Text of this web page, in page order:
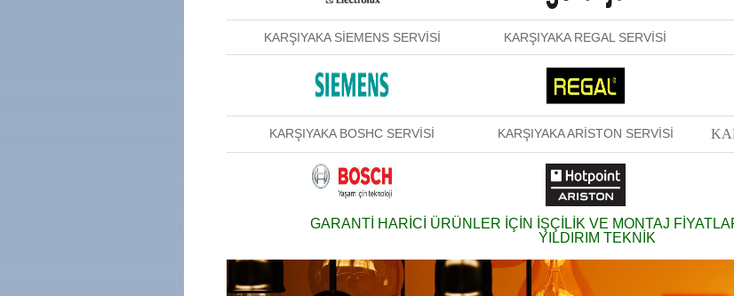
KARŞIYAKA SİEMENS SERVİSİ KARŞIYAKA REGAL SERVİSİ
KARŞIYAKA BOSHC SERVİSİ KARŞIYAKA ARİSTON SERVİSİ
GARANTİ HARİCİ ÜRÜNLER İÇİN İŞÇİLİK VE MONTAJ
YILDIRIM TEKNİK